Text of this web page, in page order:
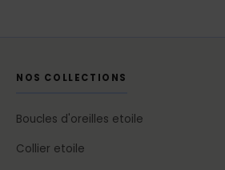
NOS COLLECTIONS
Boucles d'oreilles etoile
Collier etoile